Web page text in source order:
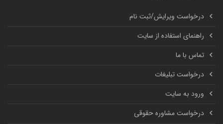
درخواست ویرایش/ثبت نام
راهنمای استفاده از سایت
تماس با ما
درخواست تبلیغات
ورود به سایت
درخواست مشاوره حقوقی